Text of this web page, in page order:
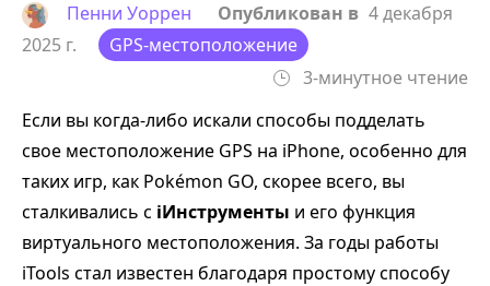
Пенни Уоррен Опубликован в 4 декабря
2025 г.
GPS-местоположение
3-минутное чтение
Если вы когда-либо искали способы подделать
свое местоположение GPS на iPhone, особенно для
таких игр, как Pokémon GO, скорее всего, вы
сталкивались с iИнструменты и его функция
виртуального местоположения. За годы работы
iTools стал известен благодаря простому способу